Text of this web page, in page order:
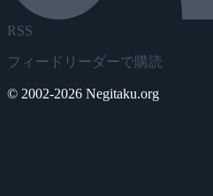
RSS
フィードリーダーで購読
© 2002-2026 Negitaku.org